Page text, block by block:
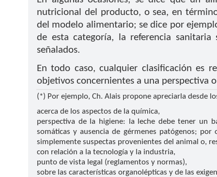
nutricional del producto, o sea, en
del modelo alimentario; se dice por
de esta categoría, la referencia
señalados.
En todo caso, cualquier clasificación es
objetivos concernientes a una perspectiva
(*) Por ejemplo, Ch. Alais propone apreciarla desde
acerca de los aspectos de la química,
perspectiva de la higiene: la leche debe tener un
somáticas y ausencia de gérmenes patógenos;
simplemente suspectas provenientes del animal o,
con relación a la tecnología y la industria,
punto de vista legal (reglamentos y normas),
sobre las características organolépticas y de las